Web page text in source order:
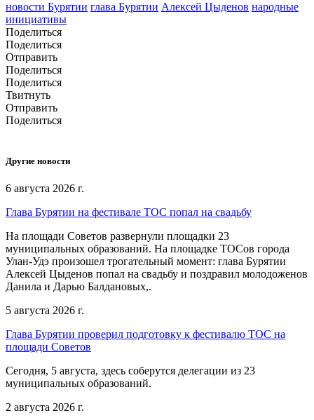
новости Бурятии глава Бурятии Алексей Цыденов народные
инициативы
Поделиться
Поделиться
Отправить
Поделиться
Поделиться
Твитнуть
Отправить
Поделиться
Другие новости
6 августа 2026 г.
Глава Бурятии на фестивале ТОС попал на свадьбу
На площади Советов развернули площадки 23
муниципальных образований. На площадке ТОСов города
Улан-Удэ произошел трогательный момент: глава Бурятии
Алексей Цыденов попал на свадьбу и поздравил молодоженов
Данила и Дарью Балдановых,.
5 августа 2026 г.
Глава Бурятии проверил подготовку к фестивалю ТОС на
площади Советов
Сегодня, 5 августа, здесь соберутся делегации из 23
муниципальных образований.
2 августа 2026 г.